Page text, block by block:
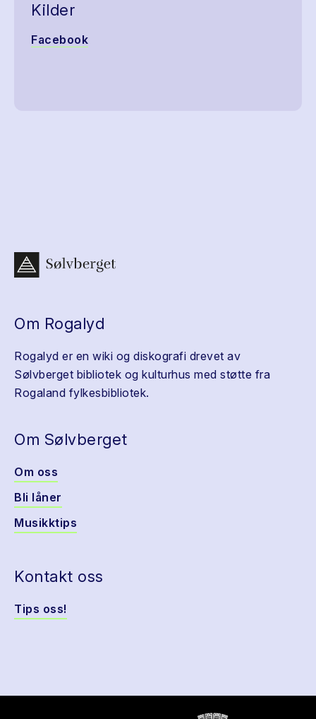
Kilder
Facebook
Om Rogalyd
Rogalyd er en wiki og diskografi drevet av
Sølvberget bibliotek og kulturhus med støtte fra
Rogaland fylkesbibliotek.
Om Sølvberget
Om oss
Bli låner
Musikktips
Kontakt oss
Tips oss!